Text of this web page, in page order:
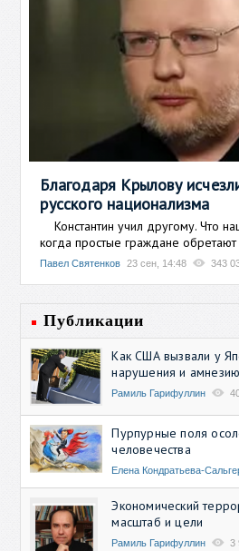
Благодаря Крылову
русского национализма
Константин учил другому. Что
когда простые граждане обретают
Павел Святенков 23 сен, 14:48 343
Публикации
Как США вызвали у
нарушения и
Рамиль Гарифуллин
Пурпурные поля
человечества
Елена Кондратьева-
Экономический
масштаб и цели
Рамиль Гарифуллин 3